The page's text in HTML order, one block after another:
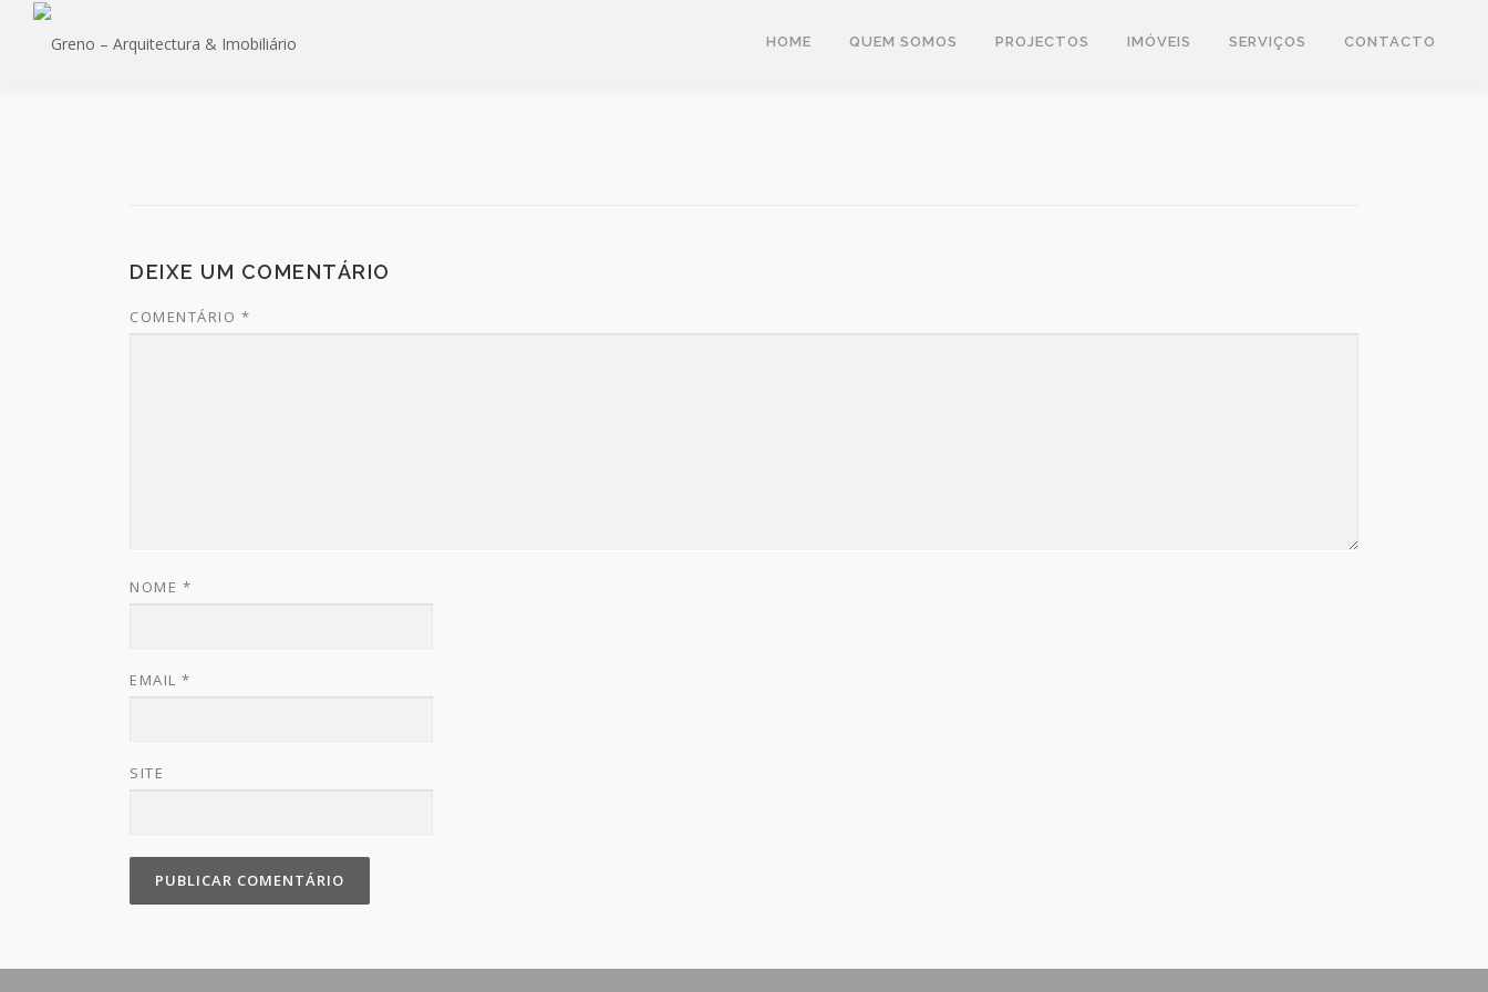
Saltar
HOME QUEM SOMOS PROJECTOS IMÓVEIS SERVIÇOS CONTACTO
DEIXE UM COMENTÁRIO
COMENTÁRIO *
NOME *
EMAIL *
SITE